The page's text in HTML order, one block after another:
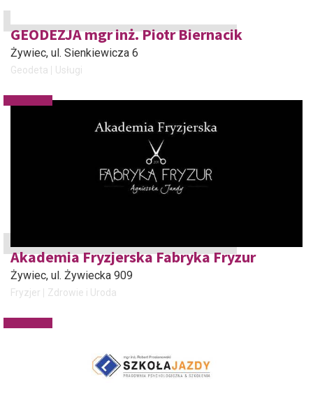
GEODEZJA mgr inż. Piotr Biernacik
Żywiec, ul. Sienkiewicza 6
Geodeta Usługi
Akademia Fryzjerska Fabryka Fryzur
Żywiec, ul. Żywiecka 909
Fryzjer Zdrowie i Uroda